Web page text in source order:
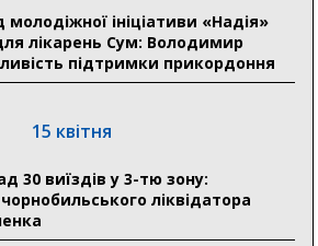
програму відпочинку дітей із
перша група оздоровилася
майже на 6,6 млн грн
31 липня
ініціативи «Надія»
лікарень Сум: Володимир
підтримки прикордоння
15 квітня
30 виїздів у 3-тю зону:
ліквідатора